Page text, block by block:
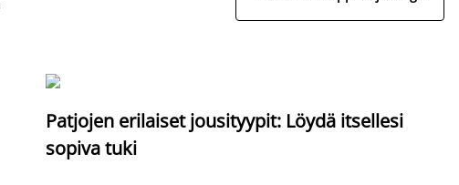
Patjojen erilaiset jousityypit: Löydä itsellesi
sopiva tuki